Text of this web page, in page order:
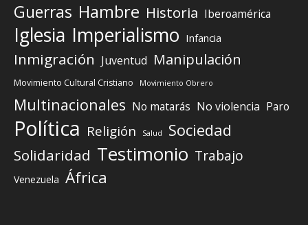
Guerras Hambre Historia Iberoamérica
Iglesia Imperialismo Infancia
Inmigración Juventud Manipulación
Movimiento Cultural Cristiano Movimiento Obrero
Multinacionales No matarás No violencia Paro
Política Religión Salud Sociedad
Solidaridad Testimonio Trabajo
Venezuela África